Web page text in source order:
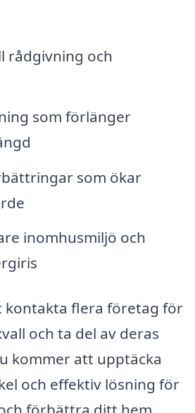
rådgivning och
som förlänger
som ökar
inomhusmiljö och
kontakta flera företag för
och ta del av deras
kommer att upptäcka
och effektiv lösning för